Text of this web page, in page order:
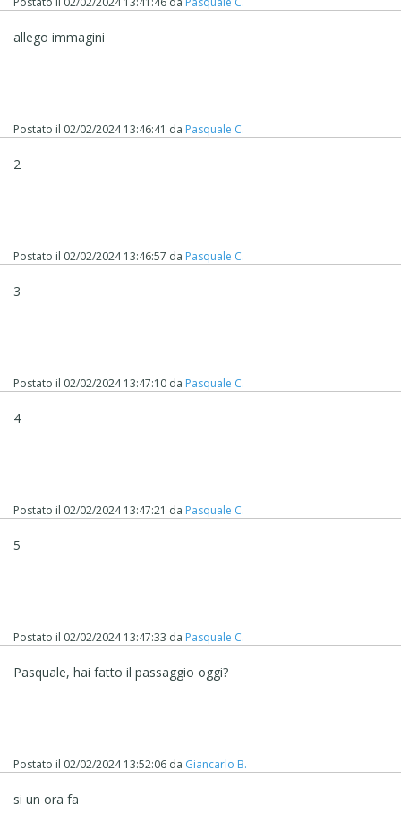
allego immagini
Postato il 02/02/2024 13:46:41 da Pasquale C.
2
Postato il 02/02/2024 13:46:57 da Pasquale C.
3
Postato il 02/02/2024 13:47:10 da Pasquale C.
4
Postato il 02/02/2024 13:47:21 da Pasquale C.
5
Postato il 02/02/2024 13:47:33 da Pasquale C.
Pasquale, hai fatto il passaggio oggi?
Postato il 02/02/2024 13:52:06 da Giancarlo B.
si un ora fa